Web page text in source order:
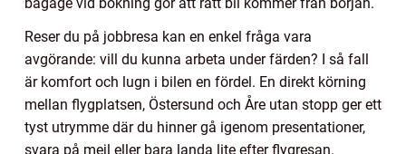
Reser du på jobbresa kan en enkel fråga vara
avgörande: vill du kunna arbeta under färden? I så fall
är komfort och lugn i bilen en fördel. En direkt körning
mellan flygplatsen, Östersund och Åre utan stopp ger ett
tyst utrymme där du hinner gå igenom presentationer,
svara på mejl eller bara landa lite efter flygresan.